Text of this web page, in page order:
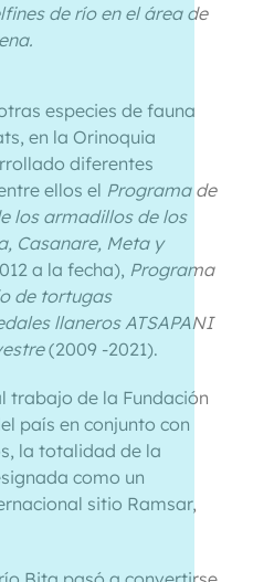
de río en el área de
especies de fauna
en la Orinoquia
diferentes
ellos el Programa de
los armadillos de los
Casanare, Meta y
a la fecha), Programa
de tortugas
llaneros ATSAPANI
(2009 -2021).
trabajo de la Fundación
país en conjunto con
la totalidad de la
como un
sitio Ramsar,